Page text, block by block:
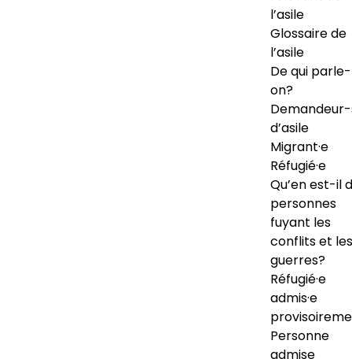
l’asile
Glossaire de
l’asile
De qui
on?
d’asile
Migrant·e
Réfugié·e
Qu’en est-il
personnes
fuyant les
conflits et les
guerres?
Réfugié·e
admis·e
Personne
admise